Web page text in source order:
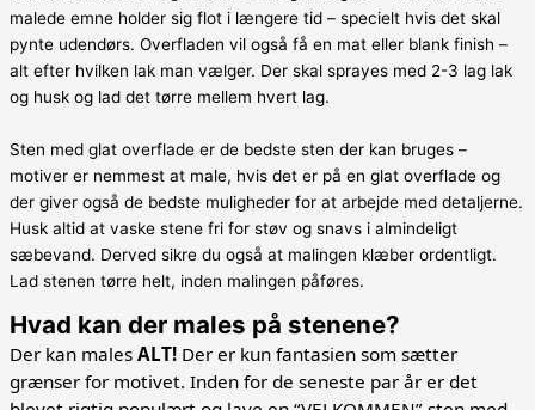
malede emne holder sig flot i længere tid – specielt hvis det skal
pynte udendørs. Overfladen vil også få en mat eller blank finish –
alt efter hvilken lak man vælger. Der skal sprayes med 2-3 lag lak
og husk og lad det tørre mellem hvert lag.
Sten med glat overflade er de bedste sten der kan bruges –
motiver er nemmest at male, hvis det er på en glat overflade og
der giver også de bedste muligheder for at arbejde med detaljerne.
Husk altid at vaske stene fri for støv og snavs i almindeligt
sæbevand. Derved sikre du også at malingen klæber ordentligt.
Lad stenen tørre helt, inden malingen påføres.
Hvad kan der males på stenene?
Der kan males ALT! Der er kun fantasien som sætter
grænser for motivet. Inden for de seneste par år er det